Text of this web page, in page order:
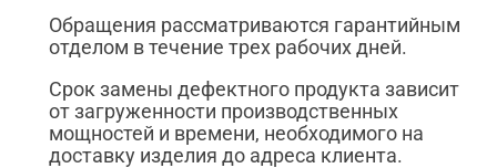
Обращения рассматриваются гарантийным
отделом в течение трех рабочих дней.
Срок замены дефектного продукта зависит
от загруженности производственных
мощностей и времени, необходимого на
доставку изделия до адреса клиента.